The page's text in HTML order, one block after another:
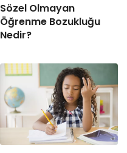
Sözel Olmayan
Öğrenme Bozukluğu
Nedir?